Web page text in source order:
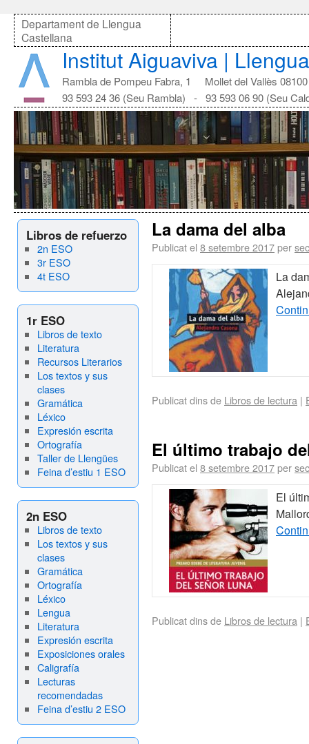
Departament de Llengua
Castellana
Institut Aiguaviva |
Rambla de Pompeu Fabra, 1 Mollet del Vallès 08100
93 593 24 36 (Seu Rambla) - 93 593 06 90 (Seu
Libros de refuerzo
2n ESO
3r ESO
4t ESO
1r ESO
Libros de texto
Literatura
Recursos Literarios
Los textos y sus
clases
Gramática
Léxico
Expresión escrita
Ortografía
Taller de Llengües
Feina d’estiu 1 ESO
2n ESO
Libros de texto
Los textos y sus
clases
Gramática
Ortografía
Léxico
Lengua
Literatura
Expresión escrita
Exposiciones orales
Caligrafía
Lecturas
recomendadas
Feina d’estiu 2 ESO
La dama del alba
Publicat el 8 setembre 2017per
La
Publicat dins de Libros de lectura |
El último trabajo
Publicat el 8 setembre 2017per
El
Publicat dins de Libros de lectura |